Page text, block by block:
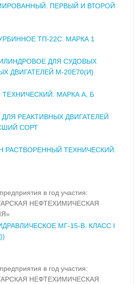
ПЕРВЫЙ И ВТОРОЙ
ТП-22С. МАРКА 1
ДЛЯ СУДОВЫХ
ДВИГАТЕЛЕЙ М-20Е70(И)
МАРКА А, Б
РЕАКТИВНЫХ ДВИГАТЕЛЕЙ
СОРТ
РАСТВОРЕННЫЙ ТЕХНИЧЕСКИЙ.
в год участия:
НЕФТЕХИМИЧЕСКАЯ
МГ-15-В. КЛАСС I
в год участия:
НЕФТЕХИМИЧЕСКАЯ